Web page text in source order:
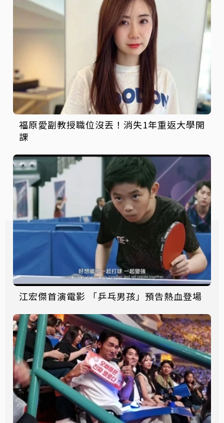
福原愛副教授職位沒丟！消失1年重返大學開
課
江宏傑首演電影 「乒乓男孩」預告熱血登場